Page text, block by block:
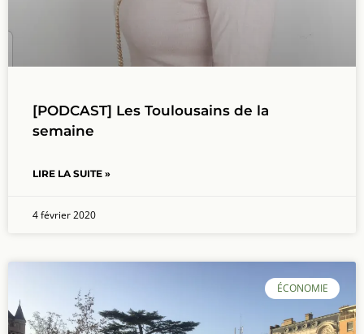
[PODCAST] Les Toulousains de la
semaine
LIRE LA SUITE »
4 février 2020
ÉCONOMIE